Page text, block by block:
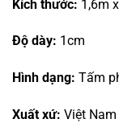
Kích thước: 1,6m
Độ dày: 1cm
Hình dạng: Tấm
Xuất xứ: Việt Nam